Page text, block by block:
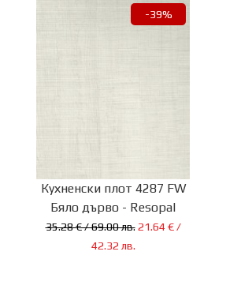
-39%
Кухненски плот 4287 FW
Бяло дърво - Resopal
35.28 € / 69.00 лв. 21.64 € /
42.32 лв.